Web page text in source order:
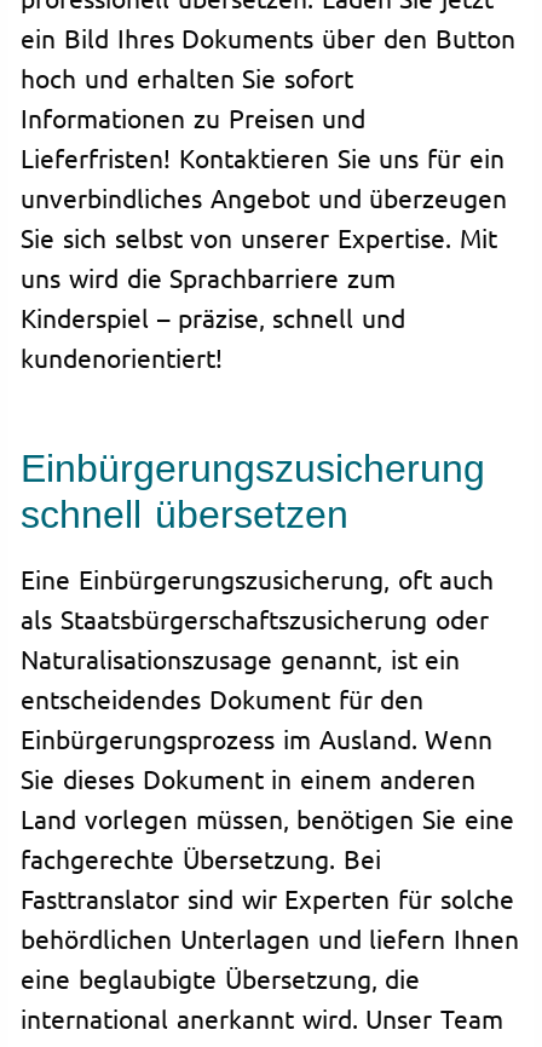
ein Bild Ihres Dokuments über den Button
hoch und erhalten Sie sofort
Informationen zu Preisen und
Lieferfristen! Kontaktieren Sie uns für ein
unverbindliches Angebot und überzeugen
Sie sich selbst von unserer Expertise. Mit
uns wird die Sprachbarriere zum
Kinderspiel – präzise, schnell und
kundenorientiert!
Einbürgerungszusicherung
schnell übersetzen
Eine Einbürgerungszusicherung, oft auch
als Staatsbürgerschaftszusicherung oder
Naturalisationszusage genannt, ist ein
entscheidendes Dokument für den
Einbürgerungsprozess im Ausland. Wenn
Sie dieses Dokument in einem anderen
Land vorlegen müssen, benötigen Sie eine
fachgerechte Übersetzung. Bei
Fasttranslator sind wir Experten für solche
behördlichen Unterlagen und liefern Ihnen
eine beglaubigte Übersetzung, die
international anerkannt wird. Unser Team